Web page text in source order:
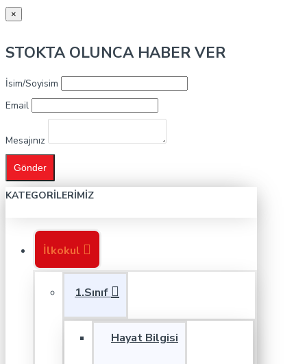
×
STOKTA OLUNCA HABER VER
İsim/Soyisim
Email
Mesajınız
Gönder
KATEGORILERIMIZ
İlkokul
1.Sınıf
Hayat Bilgisi